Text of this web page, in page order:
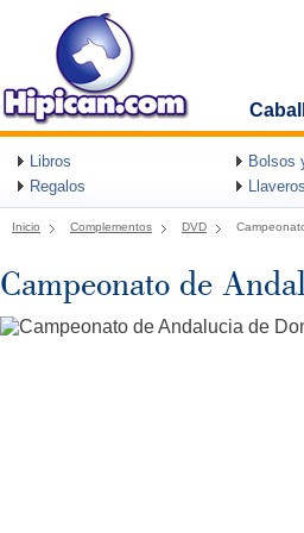
Libros
Bolsos
Regalos
Inicio Complementos DVD
Campeonato de